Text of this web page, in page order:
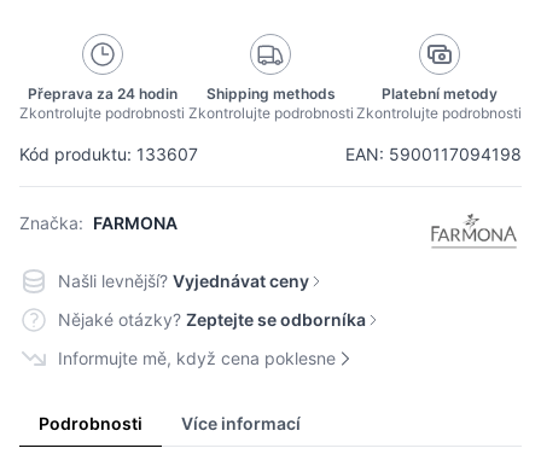
Kód produktu: 133607 EAN: 5900117094198
Značka: FARMONA
Přeprava za 24 hodin
Zkontrolujte podrobnosti
Shipping methods
Zkontrolujte podrobnosti
Platební metody
Zkontrolujte podrobnosti
Našli levnější? Vyjednávat ceny
Nějaké otázky? Zeptejte se odborníka
Informujte mě, když cena poklesne
Podrobnosti Více informací